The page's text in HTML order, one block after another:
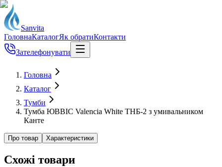
Sanvita
ГоловнаКаталогЯк обратиКонтакти
Зателефонувати
Головна
Каталог
Тумби
Тумба ЮВВІС Valencia White ТНБ-2 з умивальником
Канте
Про товар Характеристики
Схожі товари